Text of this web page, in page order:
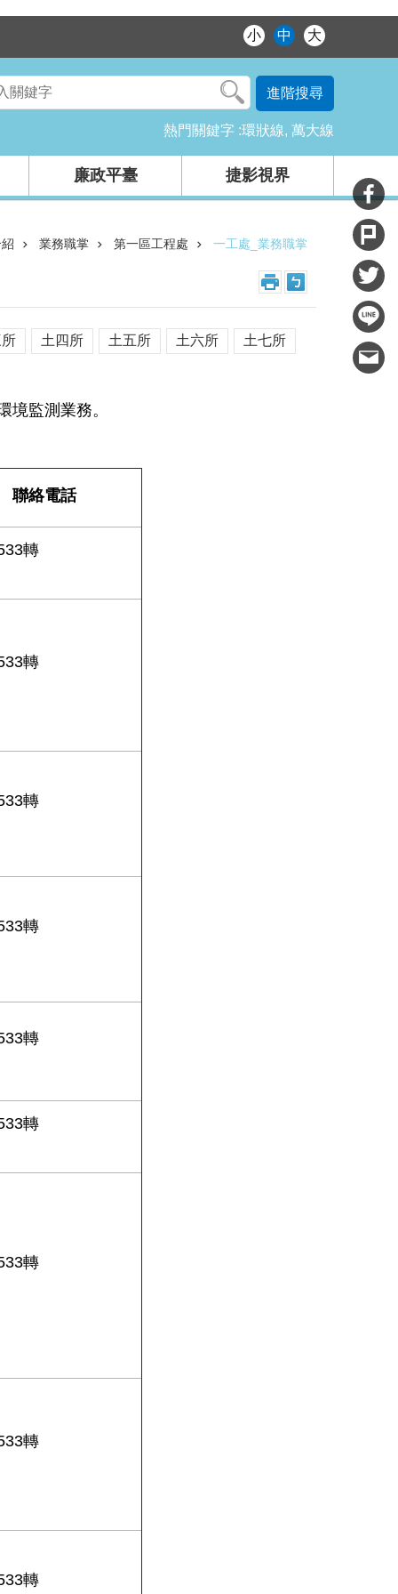
小 中 大
進階搜尋
熱門關鍵字 環狀線 萬大線
廉政平臺 捷影視界
業務職掌 第一區工程處 一工處_業務職掌
土四所 土五所 土六所 土七所
監測業務。
聯絡電話
轉
轉
轉
轉
轉
轉
轉
轉
轉